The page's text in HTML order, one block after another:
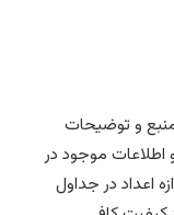
منبع و توضیحات
اطلاعات موجود در
اعداد در جداول